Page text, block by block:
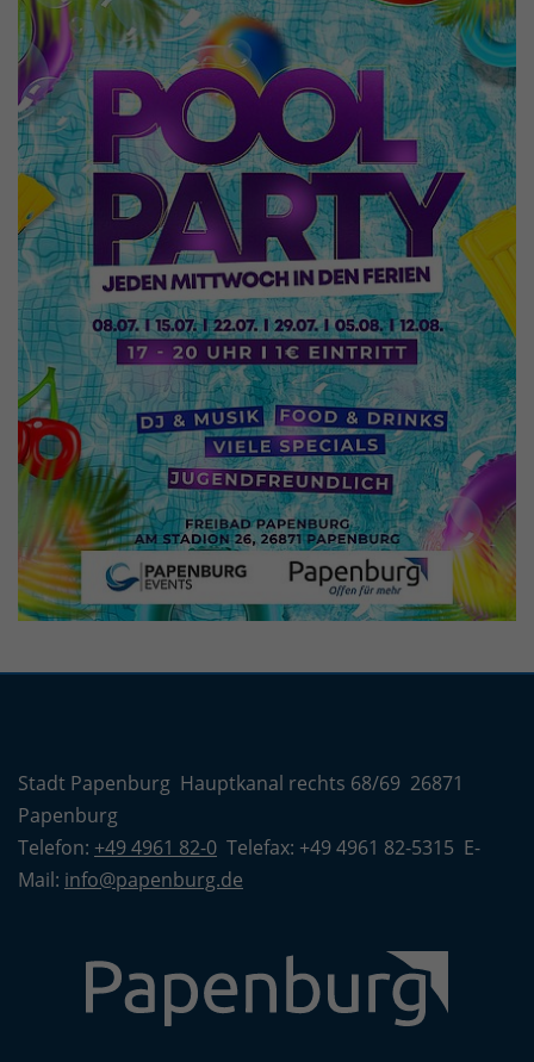
Stadt Papenburg Hauptkanal rechts 68/69 26871
Papenburg
Telefon: +49 4961 82-0 Telefax: +49 4961 82-5315 E-
Mail: info@papenburg.de